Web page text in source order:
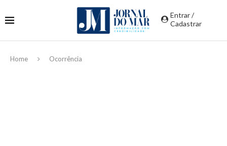
Entrar /
Cadastrar
Home Ocorrência